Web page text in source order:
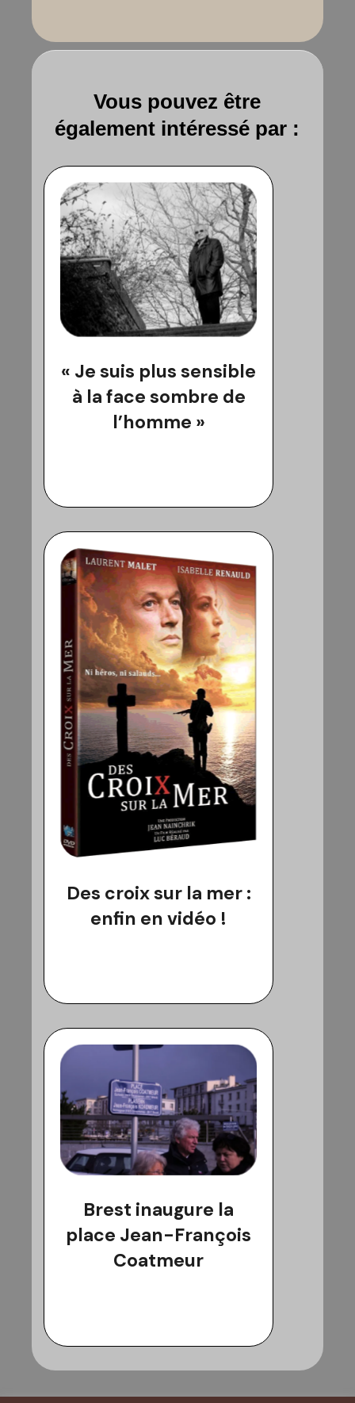
Vous pouvez être
également intéressé par :
« Je suis plus sensible
à la face sombre de
l’homme »
Des croix sur la mer :
enfin en vidéo !
Brest inaugure la
place Jean-François
Coatmeur